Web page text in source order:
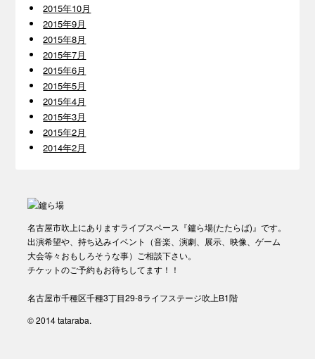
2015年10月
2015年9月
2015年8月
2015年7月
2015年6月
2015年5月
2015年4月
2015年3月
2015年2月
2014年2月
名古屋市吹上にありますライブスペース『鑪ら場(たたらば)』です。
出演希望や、持ち込みイベント（音楽、演劇、展示、映像、ゲーム
大会等々おもしろそうな事）ご相談下さい。
チケットのご予約もお待ちしてます！！
名古屋市千種区千種3丁目29-8ライフステージ吹上B1階
© 2014 tataraba.